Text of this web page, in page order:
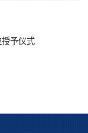
授予仪式